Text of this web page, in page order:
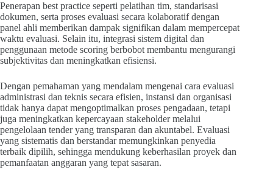
Penerapan best practice seperti pelatihan tim, standarisasi
dokumen, serta proses evaluasi secara kolaboratif dengan
panel ahli memberikan dampak signifikan dalam mempercepat
waktu evaluasi. Selain itu, integrasi sistem digital dan
penggunaan metode scoring berbobot membantu mengurangi
subjektivitas dan meningkatkan efisiensi.
Dengan pemahaman yang mendalam mengenai cara evaluasi
administrasi dan teknis secara efisien, instansi dan organisasi
tidak hanya dapat mengoptimalkan proses pengadaan, tetapi
juga meningkatkan kepercayaan stakeholder melalui
pengelolaan tender yang transparan dan akuntabel. Evaluasi
yang sistematis dan berstandar memungkinkan penyedia
terbaik dipilih, sehingga mendukung keberhasilan proyek dan
pemanfaatan anggaran yang tepat sasaran.